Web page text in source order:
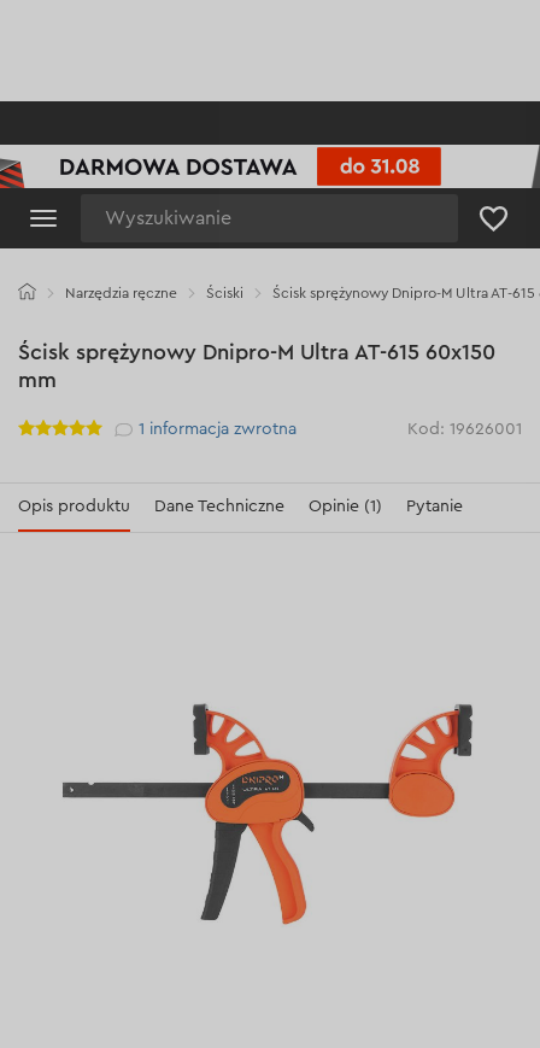
Narzędzia ręczne Ściski Ścisk sprężynowy Dnipro-M Ultra AT-615
Ścisk sprężynowy Dnipro-M Ultra AT-615 60х150
mm
Рейтинг 1 informacja zwrotna Kod: 19626001
Opis produktu Dane Techniczne Opinie (1) Pytanie